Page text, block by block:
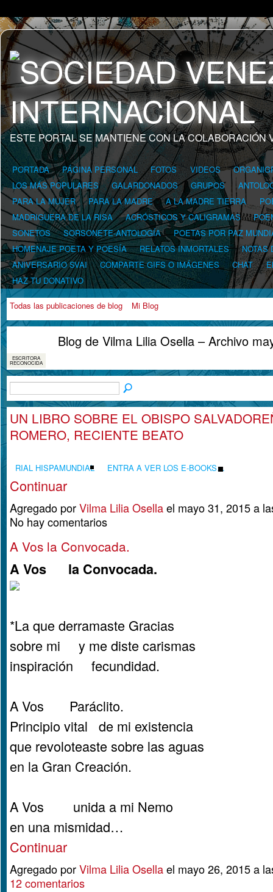
ESTE PORTAL SE MANTIENE CON LA COLABORACIÓN
PORTADA PÁGINA PERSONAL FOTOS VIDEOS
LOS MÁS POPULARES
GALARDONADOS GRUPOS
PARA LA MUJER
PARA LA MADRE A LA MADRE TIERRA
MADRIGUERA DE LA RISA
ACRÓSTICOS Y CALIGRAMAS
SONETOS
SORSONETE-ANTOLOGÍA
POETAS POR PAZ
HOMENAJE POETA Y POESÍA
RELATOS INMORTALES
NOTAS
ANIVERSARIO SVAI
COMPARTE GIFS O IMÁGENES CHAT
HAZ TU DONATIVO
Todas las publicaciones de blog Mi Blog
ESCRITORA
RECONOCIDA
Blog de Vilma Lilia Osella – Archivo
UN LIBRO SOBRE EL OBISPO
ROMERO, RECIENTE BEATO
RIAL HISPAMUNDIAL ENTRA A VER LOS E-BOOKS…
Continuar
Agregado porVilma Lilia Osellael mayo 31, 2015 a
No hay comentarios
A Vos la Convocada.
A Vos la Convocada.
*La que derramaste Gracias
sobre mi y me diste carismas
inspiración fecundidad.
A Vos Paráclito.
Principio vital de mi existencia
que revoloteaste sobre las aguas
en la Gran Creación.
A Vos unida a mi Nemo
en una mismidad…
Continuar
Agregado porVilma Lilia Osellael mayo 26, 2015 a
12 comentarios